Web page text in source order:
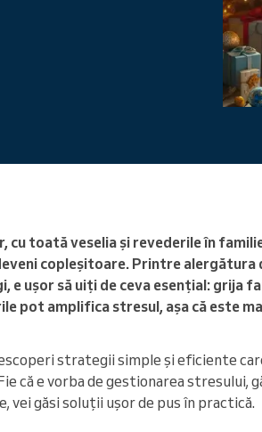
cu toată veselia și revederile în
copleșitoare. Printre alergătura
e ușor să uiți de ceva esențial: grija
pot amplifica stresul, așa că este
strategii simple și eficiente
că e vorba de gestionarea stresului,
vei găsi soluții ușor de pus în practică.